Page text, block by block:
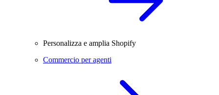
Personalizza e amplia Shopify
Commercio per agenti